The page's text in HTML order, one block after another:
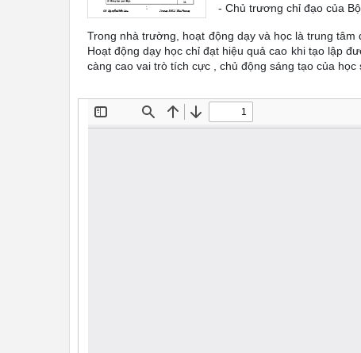
- Chủ trương chỉ đạo của
Trong nhà trường, hoạt động dạy và học là trung
Hoạt động dạy học chỉ đạt hiệu quả cao khi tạo lập
càng cao vai trò tích cực , chủ động sáng tạo của học